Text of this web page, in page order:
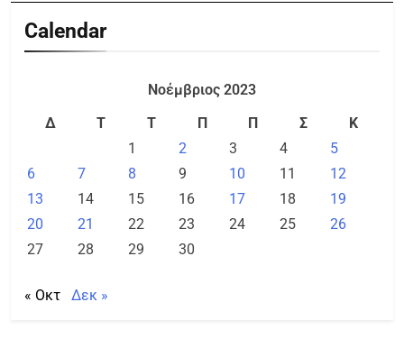
Calendar
Νοέμβριος 2023
Δ
Τ Τ Π Π Σ
Κ
1
2 3 4
5
6
7 8 9 10 11
12
13
14 15 16 17 18
19
20
21 22 23 24 25
26
27
28 29 30
« Οκτ Δεκ »